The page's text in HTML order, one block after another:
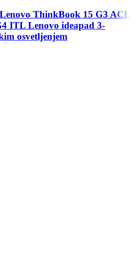
ThinkBook 15 G3 ACL
ITL Lenovo ideapad 3-
osvetljenjem